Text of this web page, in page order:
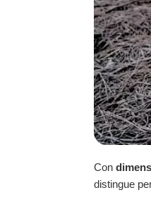
Con
distingue